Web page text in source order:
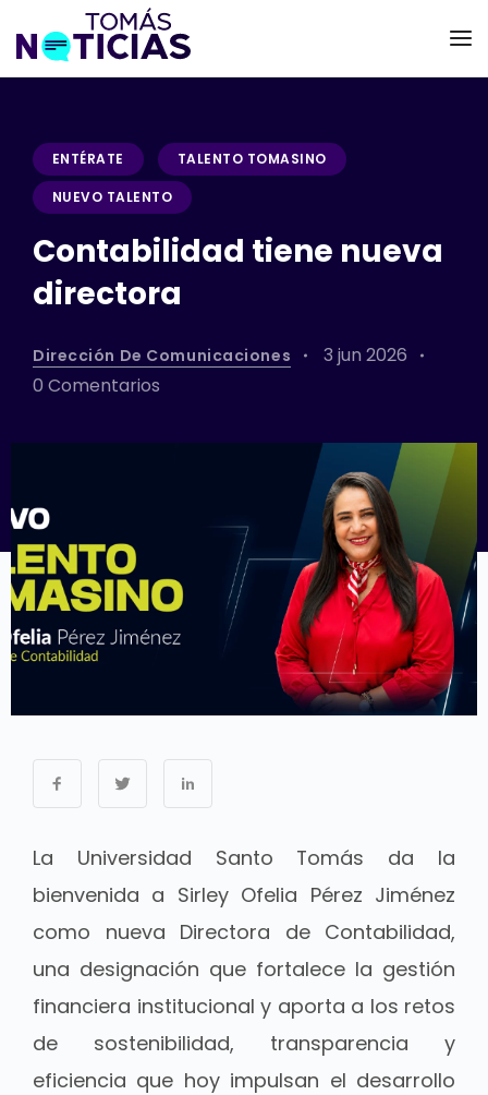
ENTÉRATE TALENTO TOMASINO
NUEVO TALENTO
Contabilidad tiene nueva
directora
Dirección De Comunicaciones
3 jun 2026
0 Comentarios
La Universidad Santo Tomás da la
bienvenida a Sirley Ofelia Pérez Jiménez
como nueva Directora de Contabilidad,
una designación que fortalece la gestión
financiera institucional y aporta a los retos
de sostenibilidad, transparencia y
eficiencia que hoy impulsan el desarrollo